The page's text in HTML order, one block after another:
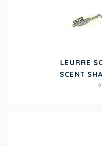
LEURRE
SCENT